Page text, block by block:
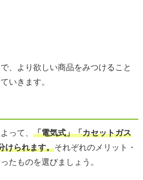
、より欲しい商品をみつけること
いきます。
って、 「電気式」「カセットガス
けられます。それぞれのメリット・
たものを選びましょう。